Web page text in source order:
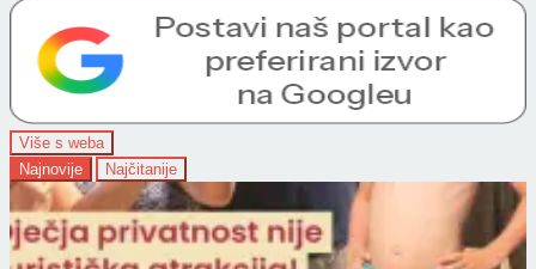
Više s weba
Najnovije
Najčitanije